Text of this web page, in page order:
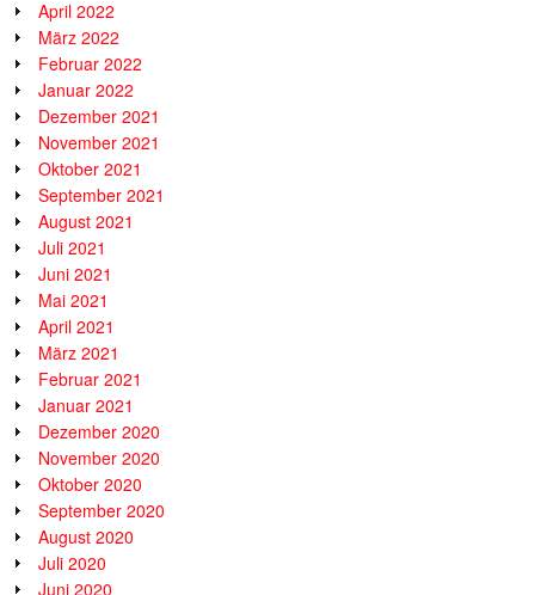
April 2022
März 2022
Februar 2022
Januar 2022
Dezember 2021
November 2021
Oktober 2021
September 2021
August 2021
Juli 2021
Juni 2021
Mai 2021
April 2021
März 2021
Februar 2021
Januar 2021
Dezember 2020
November 2020
Oktober 2020
September 2020
August 2020
Juli 2020
Juni 2020